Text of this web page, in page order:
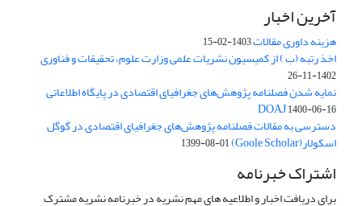
آخرین اخبار
هزینه داوری مقالات1403-02-15
اخذ رتبه (ب ) از کمیسیون نشریات علمی وزارت علوم، تحقیقات و فناوری
1402-11-26
نمایه شدن فصلنامه پژوهش‌های جغرافیای اقتصادی در پایگاه اطلاعاتی
DOAJ1400-06-16
دسترسی به مقالات فصلنامه پژوهش‌های جغرافیای اقتصادی در گوگل
اسکولار(Goole Scholar) 1399-08-01
اشتراک خبرنامه
برای دریافت اخبار و اطلاعیه های مهم نشریه در خبرنامه نشریه مشترک